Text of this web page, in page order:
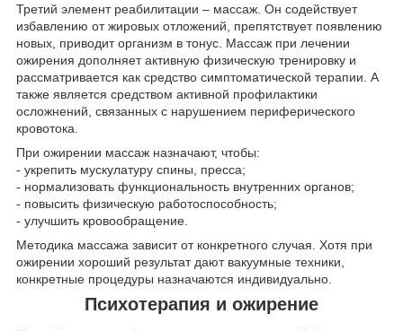
Третий элемент реабилитации – массаж. Он содействует
избавлению от жировых отложений, препятствует появлению
новых, приводит организм в тонус. Массаж при лечении
ожирения дополняет активную физическую тренировку и
рассматривается как средство симптоматической терапии. А
также является средством активной профилактики
осложнений, связанных с нарушением периферического
кровотока.
При ожирении массаж назначают, чтобы:
- укрепить мускулатуру спины, пресса;
- нормализовать функциональность внутренних органов;
- повысить физическую работоспособность;
- улучшить кровообращение.
Методика массажа зависит от конкретного случая. Хотя при
ожирении хороший результат дают вакуумные техники,
конкретные процедуры назначаются индивидуально.
Психотерапия и ожирение